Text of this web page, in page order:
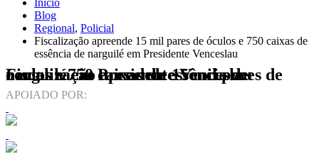
Início
Blog
Regional, Policial
Fiscalização apreende 15 mil pares de óculos e 750 caixas de
essência de narguilé em Presidente Venceslau
Fiscalização apreende 15 mil pares de óculos e 750 caixas de essência de narguilé em Presidente Venceslau
APOIADO POR: